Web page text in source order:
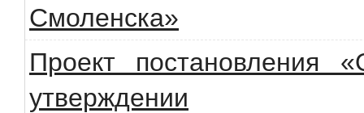
Смоленска»
Проект постановления
утверждении